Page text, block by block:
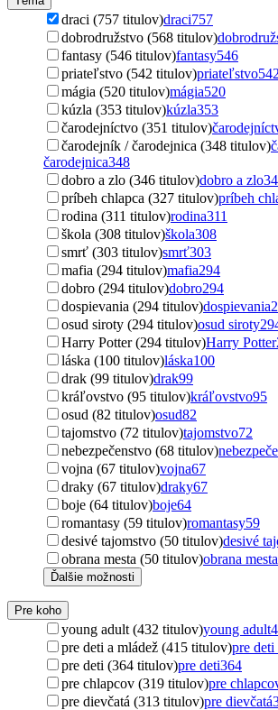
draci (757 titulov)draci757
dobrodružstvo (568 titulov)
fantasy (546 titulov)fantasy546
priateľstvo (542 titulov)priateľstvo542
mágia (520 titulov)mágia520
kúzla (353 titulov)kúzla353
čarodejníctvo (351 titulov)
čarodejník / čarodejnica (348 titulov)
čarodejnica348
dobro a zlo (346 titulov)dobro a zlo
príbeh chlapca (327 titulov)príbeh
rodina (311 titulov)rodina311
škola (308 titulov)škola308
smrť (303 titulov)smrť303
mafia (294 titulov)mafia294
dobro (294 titulov)dobro294
dospievania (294 titulov)dospievania
osud siroty (294 titulov)osud siroty
Harry Potter (294 titulov)Harry Potter
láska (100 titulov)láska100
drak (99 titulov)drak99
kráľovstvo (95 titulov)kráľovstvo95
osud (82 titulov)osud82
tajomstvo (72 titulov)tajomstvo72
nebezpečenstvo (68 titulov)
vojna (67 titulov)vojna67
draky (67 titulov)draky67
boje (64 titulov)boje64
romantasy (59 titulov)romantasy59
desivé tajomstvo (50 titulov)desivé
obrana mesta (50 titulov)obrana mesta
Ďalšie možnosti
Pre koho
young adult (432 titulov)young adult
pre deti a mládež (415 titulov)pre deti
pre deti (364 titulov)pre deti364
pre chlapcov (319 titulov)pre
pre dievčatá (313 titulov)pre dievčatá